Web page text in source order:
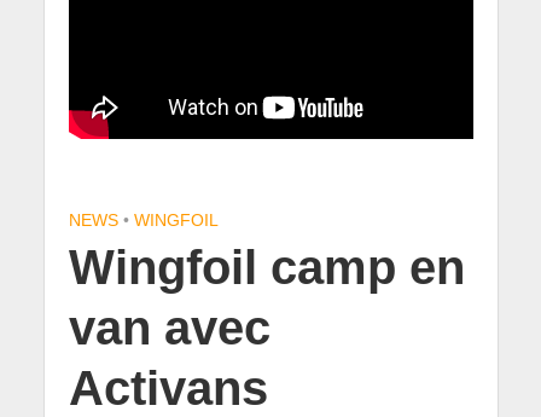
NEWS • WINGFOIL
Wingfoil camp en
van avec
Activans